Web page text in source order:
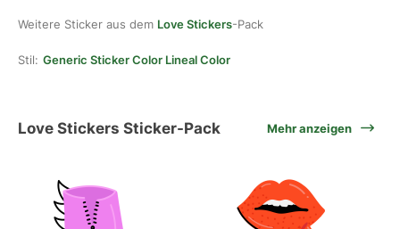
Weitere Sticker aus dem Love Stickers-Pack
Stil: Generic Sticker Color Lineal Color
Love Stickers Sticker-Pack Mehr anzeigen